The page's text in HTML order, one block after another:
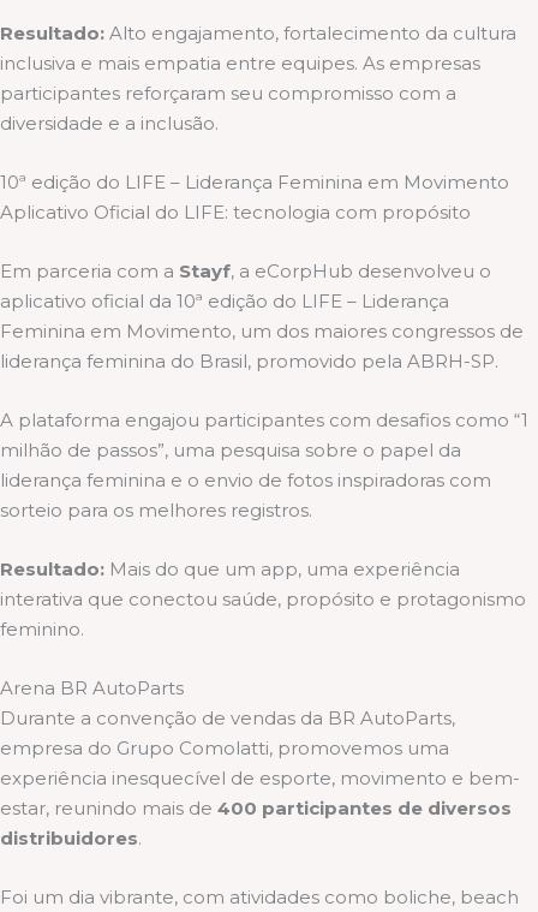
Resultado: Alto engajamento, fortalecimento da cultura
inclusiva e mais empatia entre equipes. As empresas
participantes reforçaram seu compromisso com a
diversidade e a inclusão.
10ª edição do LIFE – Liderança Feminina em Movimento
Aplicativo Oficial do LIFE: tecnologia com propósito
Em parceria com a Stayf, a eCorpHub desenvolveu o
aplicativo oficial da 10ª edição do LIFE – Liderança
Feminina em Movimento, um dos maiores congressos de
liderança feminina do Brasil, promovido pela ABRH-SP.
A plataforma engajou participantes com desafios como “1
milhão de passos”, uma pesquisa sobre o papel da
liderança feminina e o envio de fotos inspiradoras com
sorteio para os melhores registros.
Resultado: Mais do que um app, uma experiência
interativa que conectou saúde, propósito e protagonismo
feminino.
Arena BR AutoParts
Durante a convenção de vendas da BR AutoParts,
empresa do Grupo Comolatti, promovemos uma
experiência inesquecível de esporte, movimento e bem-
estar, reunindo mais de 400 participantes de diversos
distribuidores.
Foi um dia vibrante, com atividades como boliche, beach